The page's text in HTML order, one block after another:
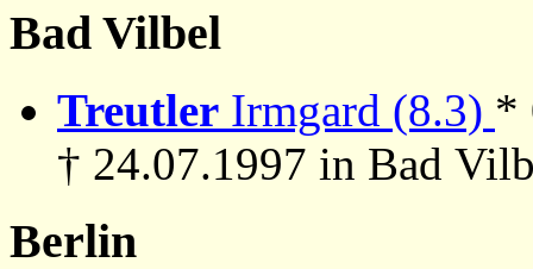
Bad Vilbel
Treutler Irmgard (8.3) *
† 24.07.1997 in Bad
Berlin